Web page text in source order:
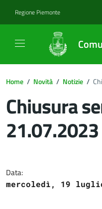
Regione Piemonte
Home / Novità / Notizie /
Chiusura
21.07.2023
Data:
mercoledì, 19